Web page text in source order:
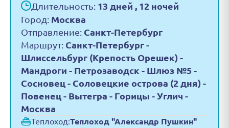
Длительность: 13 дней , 12 ночей
Город: Москва
Отправление: Санкт-Петербург
Маршрут: Санкт-Петербург -
Шлиссельбург (Крепость Орешек) -
Мандроги - Петрозаводск - Шлюз №5 -
Сосновец - Соловецкие острова (2 дня) -
Повенец - Вытегра - Горицы - Углич -
Москва
Теплоход:Теплоход "Александр Пушкин"